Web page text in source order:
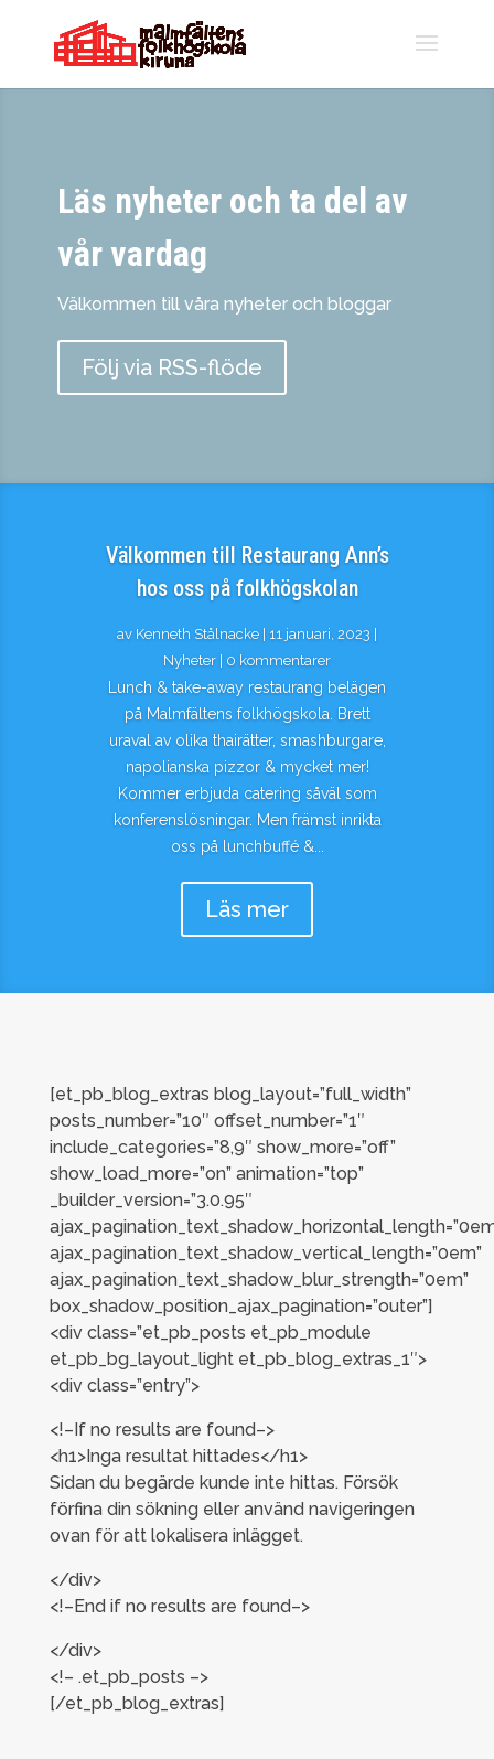
Läs nyheter och ta del av
vår vardag
Välkommen till våra nyheter och bloggar
Följ via RSS-flöde
Välkommen till Restaurang Ann’s
hos oss på folkhögskolan
av Kenneth Stålnacke 11 januari, 2023
Nyheter | 0 kommentarer
Lunch & take-away restaurang belägen
på Malmfältens folkhögskola. Brett
uraval av olika thairätter, smashburgare,
napolianska pizzor & mycket mer!
Kommer erbjuda catering såväl som
konferenslösningar. Men främst inrikta
oss på lunchbuffé &...
Läs mer
[et_pb_blog_extras blog_layout=”full_width”
posts_number=”10″ offset_number=”1″
include_categories=”8,9″ show_more=”off”
show_load_more=”on” animation=”top”
_builder_version=”3.0.95″
ajax_pagination_text_shadow_vertical_length=”0em”
ajax_pagination_text_shadow_blur_strength=”0em”
box_shadow_position_ajax_pagination=”outer”]
<div class=”et_pb_posts et_pb_module
et_pb_bg_layout_light et_pb_blog_extras_1″>
<div class=”entry”>
<!–If no results are found–>
<h1>Inga resultat hittades</h1>
Sidan du begärde kunde inte hittas. Försök
förfina din sökning eller använd navigeringen
ovan för att lokalisera inlägget.
</div>
<!–End if no results are found–>
</div>
<!– .et_pb_posts –>
[/et_pb_blog_extras]